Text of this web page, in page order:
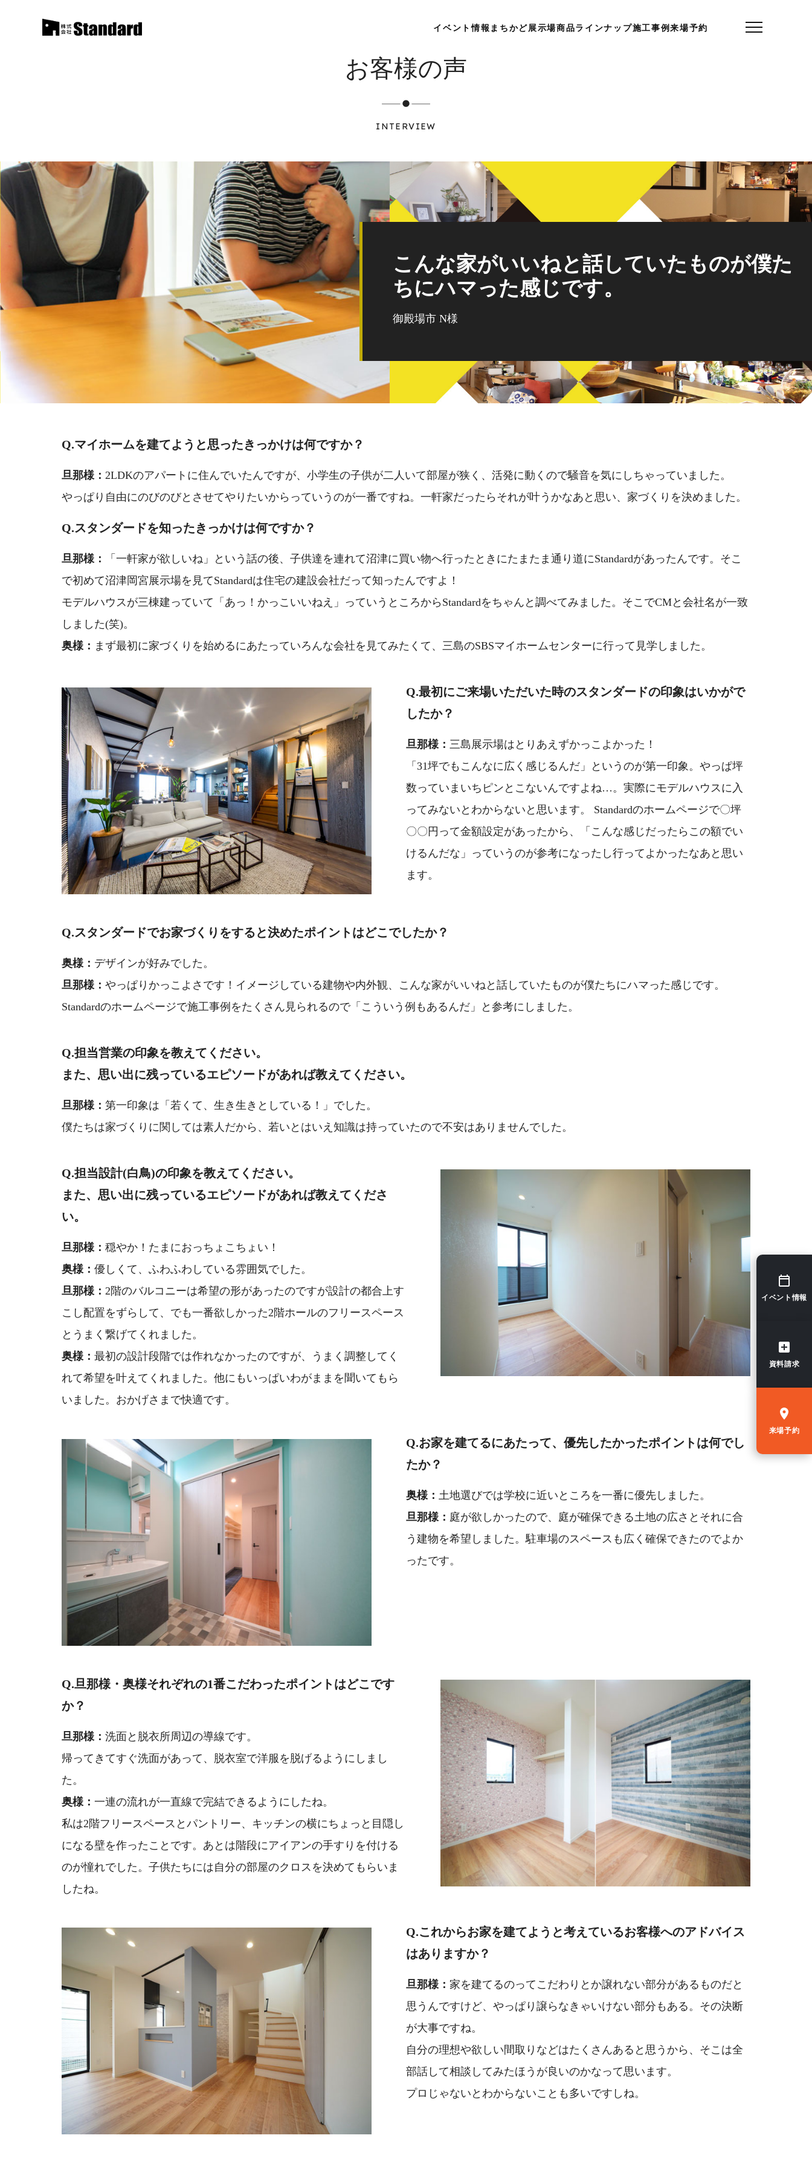
イベント情報 まちかど展示場商品ラインナップ施工事例来場予約
お客様の声
INTERVIEW
こんな家がいいねと話していたものが僕た
ちにハマった感じです。
御殿場市 N様
Q.マイホームを建てようと思ったきっかけは何ですか？
旦那様： 2LDKのアパートに住んでいたんですが、小学生の子供が二人いて部屋が狭く、活発に動くので騒音を気にしちゃっていました。
やっぱり自由にのびのびとさせてやりたいからっていうのが一番ですね。一軒家だったらそれが叶うかなあと思い、家づくりを決めました。
Q.スタンダードを知ったきっかけは何ですか？
旦那様：
「一軒家が欲しいね」という話の後、子供達を連れて沼津に買い物へ行ったときにたまたま通り道にStandardがあったんです。そこ
で初めて沼津岡宮展示場を見てStandardは住宅の建設会社だって知ったんですよ！
モデルハウスが三棟建っていて「あっ！かっこいいねえ」っていうところからStandardをちゃんと調べてみました。そこでCMと会社名が一致
しました(笑)。
奥様： まず最初に家づくりを始めるにあたっていろんな会社を見てみたくて、三島のSBSマイホームセンターに行って見学しました。
Q.最初にご来場いただいた時のスタンダードの印象はいかがで
したか？
旦那様： 三島展示場はとりあえずかっこよかった！
「31坪でもこんなに広く感じるんだ」というのが第一印象。やっぱ坪
数っていまいちピンとこないんですよね…。実際にモデルハウスに入
ってみないとわからないと思います。 Standardのホームページで〇坪
〇〇円って金額設定があったから、「こんな感じだったらこの額でい
けるんだな」っていうのが参考になったし行ってよかったなあと思い
ます。
Q.スタンダードでお家づくりをすると決めたポイントはどこでしたか？
奥様： デザインが好みでした。
旦那様： やっぱりかっこよさです！イメージしている建物や内外観、こんな家がいいねと話していたものが僕たちにハマった感じです。
Standardのホームページで施工事例をたくさん見られるので「こういう例もあるんだ」と参考にしました。
Q.担当営業の印象を教えてください。
また、思い出に残っているエピソードがあれば教えてください。
旦那様： 第一印象は「若くて、生き生きとしている！」でした。
僕たちは家づくりに関しては素人だから、若いとはいえ知識は持っていたので不安はありませんでした。
Q.担当設計(白鳥)の印象を教えてください。
また、思い出に残っているエピソードがあれば教えてくださ
い。
旦那様： 穏やか！たまにおっちょこちょい！
奥様： 優しくて、ふわふわしている雰囲気でした。
旦那様： 2階のバルコニーは希望の形があったのですが設計の都合上す
こし配置をずらして、でも一番欲しかった2階ホールのフリースペース
とうまく繋げてくれました。
奥様： 最初の設計段階では作れなかったのですが、うまく調整してく
れて希望を叶えてくれました。他にもいっぱいわがままを聞いてもら
いました。おかげさまで快適です。
Q.お家を建てるにあたって、優先したかったポイントは何でし
たか？
奥様： 土地選びでは学校に近いところを一番に優先しました。
旦那様： 庭が欲しかったので、庭が確保できる土地の広さとそれに合
う建物を希望しました。駐車場のスペースも広く確保できたのでよか
ったです。
Q.旦那様・奥様それぞれの1番こだわったポイントはどこです
か？
旦那様： 洗面と脱衣所周辺の導線です。
帰ってきてすぐ洗面があって、脱衣室で洋服を脱げるようにしまし
た。
奥様： 一連の流れが一直線で完結できるようにしたね。
私は2階フリースペースとパントリー、キッチンの横にちょっと目隠し
になる壁を作ったことです。あとは階段にアイアンの手すりを付ける
のが憧れでした。子供たちには自分の部屋のクロスを決めてもらいま
したね。
Q.これからお家を建てようと考えているお客様へのアドバイス
はありますか？
旦那様： 家を建てるのってこだわりとか譲れない部分があるものだと
思うんですけど、やっぱり譲らなきゃいけない部分もある。その決断
が大事ですね。
自分の理想や欲しい間取りなどはたくさんあると思うから、そこは全
部話して相談してみたほうが良いのかなって思います。
プロじゃないとわからないことも多いですしね。
イベント情報
資料請求
来場予約